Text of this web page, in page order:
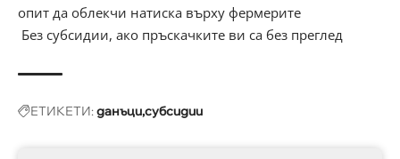
опит да облекчи натиска върху фермерите
Без субсидии, ако пръскачките ви са без преглед
ЕТИКЕТИ:данъцисубсидии